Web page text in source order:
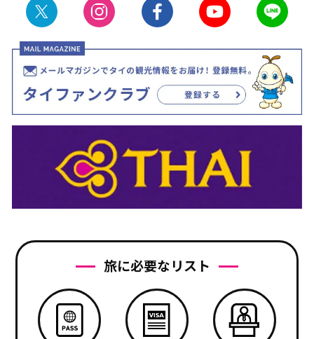
旅に必要なリスト